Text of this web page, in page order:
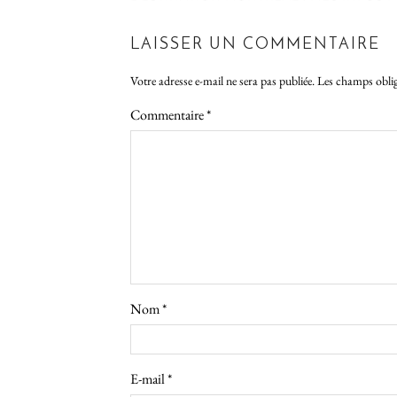
LAISSER UN COMMENTAIRE
Votre adresse e-mail ne sera pas publiée. Les champs
Commentaire*
Nom*
E-mail*